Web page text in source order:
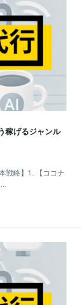
稼げるジャンル
戦略】1. 【ココナ